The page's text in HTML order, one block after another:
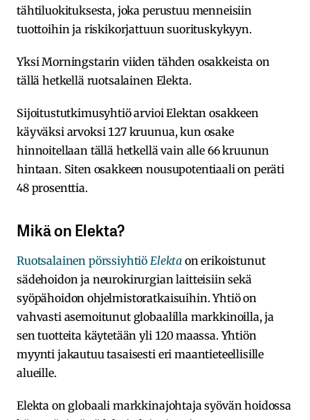
tähtiluokituksesta, joka perustuu menneisiin
tuottoihin ja riskikorjattuun suorituskykyyn.
Yksi Morningstarin viiden tähden osakkeista on
tällä hetkellä ruotsalainen Elekta.
Sijoitustutkimusyhtiö arvioi Elektan osakkeen
käyväksi arvoksi 127 kruunua, kun osake
hinnoitellaan tällä hetkellä vain alle 66 kruunun
hintaan. Siten osakkeen nousupotentiaali on peräti
48 prosenttia.
Mikä on Elekta?
Ruotsalainen pörssiyhtiö Elekta on erikoistunut
sädehoidon ja neurokirurgian laitteisiin sekä
syöpähoidon ohjelmistoratkaisuihin. Yhtiö on
vahvasti asemoitunut globaalilla markkinoilla, ja
sen tuotteita käytetään yli 120 maassa. Yhtiön
myynti jakautuu tasaisesti eri maantieteellisille
alueille.
Elekta on globaali markkinajohtaja syövän hoidossa